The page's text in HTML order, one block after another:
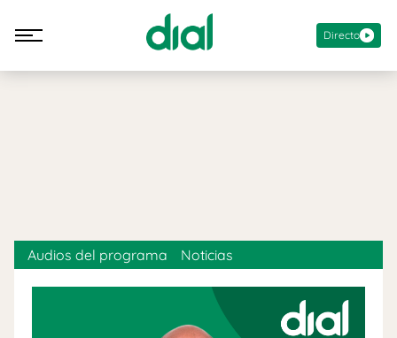
Directo
Audios del programa Noticias